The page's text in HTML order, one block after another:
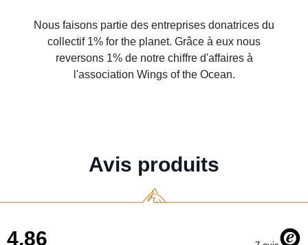
Nous faisons partie des entreprises donatrices du
collectif 1% for the planet. Grâce à eux nous
reversons 1% de notre chiffre d'affaires à
l'association Wings of the Ocean.
Avis produits